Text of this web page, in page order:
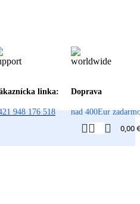
linka:
948 176 518
Doprava
nad 400Eur
0,00